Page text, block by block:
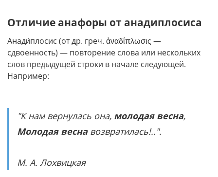
Отличие анафоры от анадиплосиса
Анади́плосис (от др. греч. ἀναδίπλωσις —
сдвоенность) — повторение слова или нескольких
слов предыдущей строки в начале следующей.
Например:
"К нам вернулась она, молодая весна,
Молодая веснавозвратилась!..".
М. А. Лохвицкая